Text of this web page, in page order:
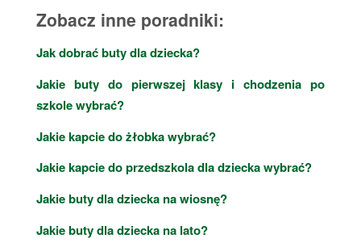
Zobacz inne poradniki:
Jak dobrać buty dla dziecka?
Jakie buty do pierwszej klasy i chodzenia po
szkole wybrać?
Jakie kapcie do żłobka wybrać?
Jakie kapcie do przedszkola dla dziecka wybrać?
Jakie buty dla dziecka na wiosnę?
Jakie buty dla dziecka na lato?